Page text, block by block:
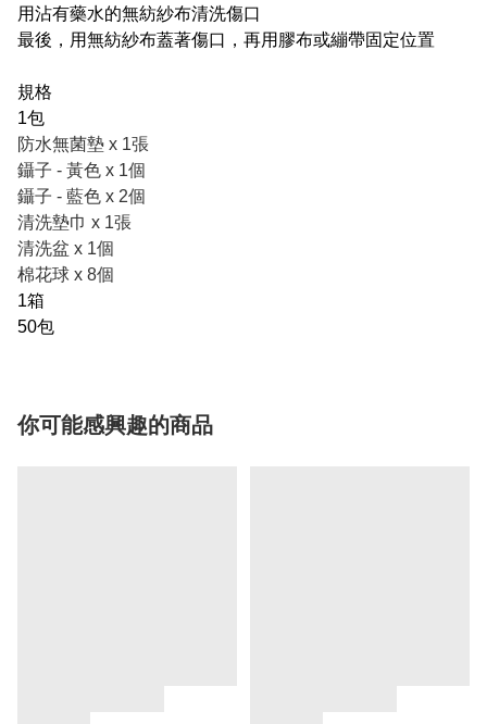
用沾有藥水的無紡紗布清洗傷口
最後，用無紡紗布蓋著傷口，再用膠布或繃帶固定位置
規格
1包
防水無菌墊 x 1張
鑷子 - 黃色 x 1個
鑷子 - 藍色 x 2個
清洗墊巾 x 1張
清洗盆 x 1個
棉花球 x 8個
1箱
50包
你可能感興趣的商品